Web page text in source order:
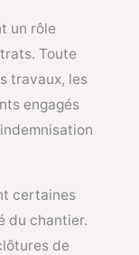
un rôle
Toute
travaux, les
engagés
certaines
du chantier.
de